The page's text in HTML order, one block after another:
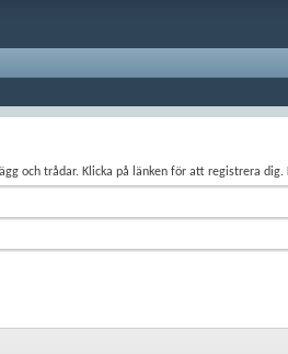
och trådar. Klicka på länken för att registrera dig.